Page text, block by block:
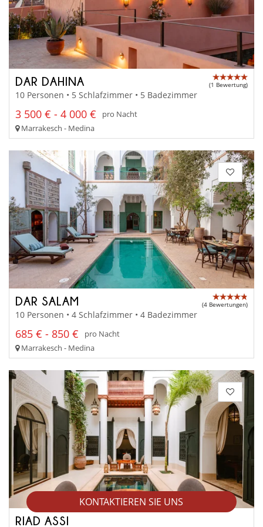
KONTAKTIEREN SIE UNS
DAR DAHINA (1 Bewertung)
10 Personen • 5 Schlafzimmer • 5 Badezimmer
3 500 € - 4 000 €
pro Nacht
Marrakesch - Medina
DAR SALAM (4 Bewertungen)
10 Personen • 4 Schlafzimmer • 4 Badezimmer
685 € - 850 €
pro Nacht
Marrakesch - Medina
RIAD ASSI